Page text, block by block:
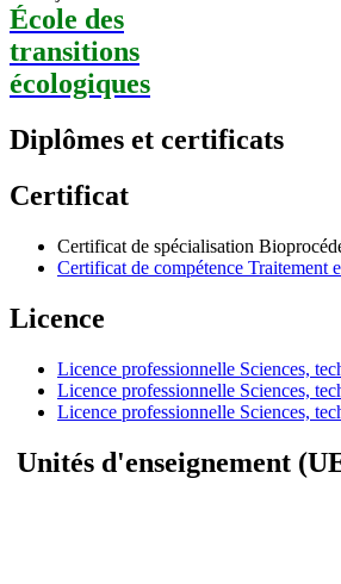
École des
transitions
écologiques
Diplômes et certificats
Certificat
Certificat de spécialisation
Certificat de compétence Traitement
Licence
Licence professionnelle Sciences,
Licence professionnelle Sciences,
Licence professionnelle Sciences,
Unités d'enseignement